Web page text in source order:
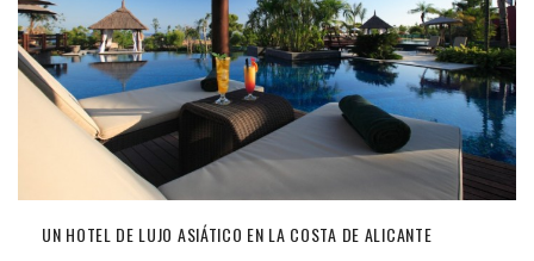
UN HOTEL DE LUJO ASIÁTICO EN LA COSTA DE ALICANTE